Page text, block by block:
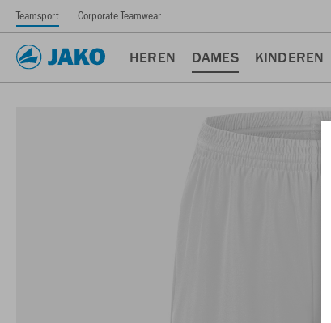
Teamsport Corporate Teamwear
HEREN DAMES KINDEREN